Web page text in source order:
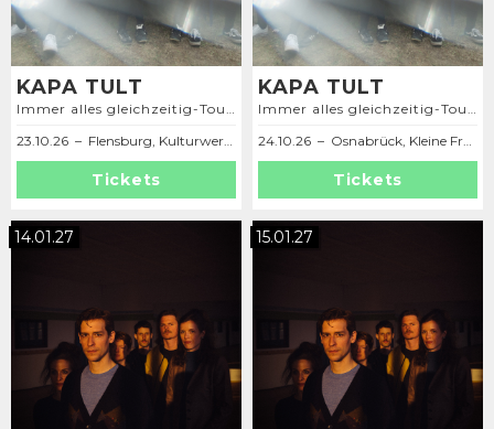
KAPA TULT
Immer alles gleichzeitig-Tour 2026
23.10.26 – Flensburg, Kulturwerkstatt Kühlhaus
Tickets
KAPA TULT
Immer alles gleichzeitig-Tour 2026
24.10.26 – Osnabrück, Kleine Freiheit
Tickets
14.01.27 15.01.27